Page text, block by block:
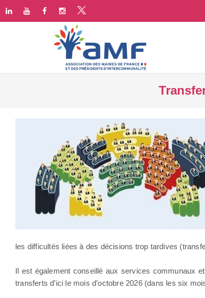
les difficultés liées à des décisions trop tardives
Il est également conseillé aux services communaux
transferts d’ici le mois d’octobre 2026 (dans les six